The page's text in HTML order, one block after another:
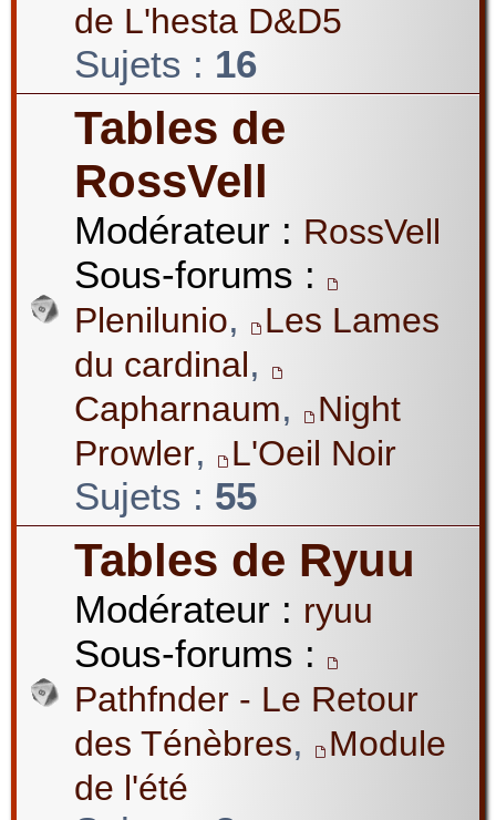
de L'hesta D&D5
Sujets : 16
Tables de
RossVell
Modérateur : RossVell
Sous-forums :
Plenilunio,
Les Lames
du cardinal,
Capharnaum,
Night
Prowler, L'Oeil Noir
Sujets : 55
Tables de Ryuu
Modérateur : ryuu
Sous-forums :
Pathfnder - Le Retour
des Ténèbres,
Module
de l'été